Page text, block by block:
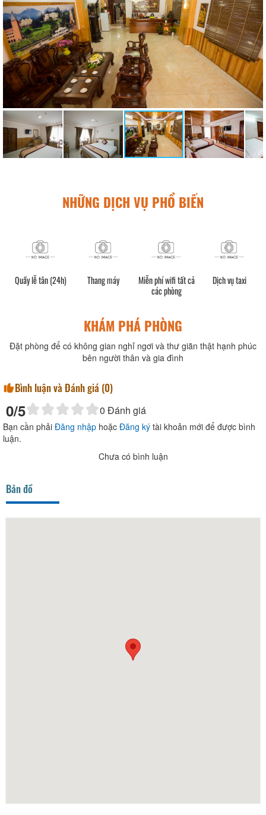
NHỮNG DỊCH VỤ PHỔ BIẾN
Quầy lễ tân (24h) Thang máy
Miễn phí wifi tất cả
các phòng
Dịch vụ taxi
KHÁM PHÁ PHÒNG
Đặt phòng để có không gian nghỉ ngơi và thư giãn thật hạnh phúc
bên người thân và gia đình
Bình luận và Đánh giá (0)
0/5 0 Đánh giá
Bạn cần phải Đăng nhập hoặc Đăng ký tài khoản mới để được bình
luận.
Chưa có bình luận
Bản đồ